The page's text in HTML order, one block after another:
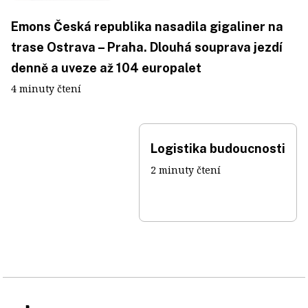
Emons Česká republika nasadila gigaliner na
trase Ostrava – Praha. Dlouhá souprava jezdí
denně a uveze až 104 europalet
4 minuty čtení
Logistika budoucnosti
2 minuty čtení